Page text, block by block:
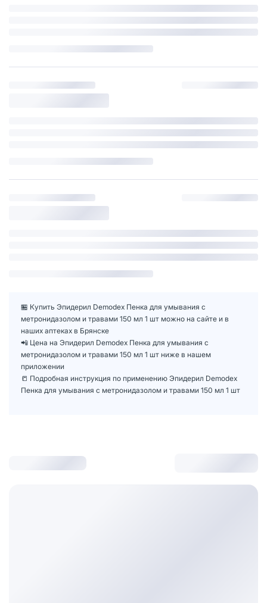
🏪 Купить Эпидерил Demodex Пенка для умывания с
метронидазолом и травами 150 мл 1 шт можно на сайте и в
наших аптеках в Брянске
📲 Цена на Эпидерил Demodex Пенка для умывания с
метронидазолом и травами 150 мл 1 шт ниже в нашем
приложении
📒 Подробная инструкция по применению Эпидерил Demodex
Пенка для умывания с метронидазолом и травами 150 мл 1 шт